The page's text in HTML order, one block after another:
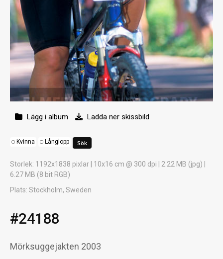
Lägg i album Ladda ner skissbild
Kvinna Långlopp
Storlek: 1192x1838 pixlar | 10x16 cm @ 300 dpi | 2.22 MB (jpg) |
6.27 MB (8 bit RGB)
Plats: Stockholm, Sweden
#24188
Mörksuggejakten 2003